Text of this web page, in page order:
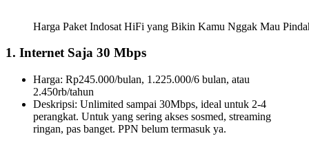
Harga Paket Indosat HiFi yang Bikin Kamu Nggak Mau
1. Internet Saja 30 Mbps
Harga: Rp245.000/bulan, 1.225.000/6 bulan, atau
2.450rb/tahun
Deskripsi: Unlimited sampai 30Mbps, ideal untuk 2-4
perangkat. Untuk yang sering akses sosmed, streaming
ringan, pas banget. PPN belum termasuk ya.